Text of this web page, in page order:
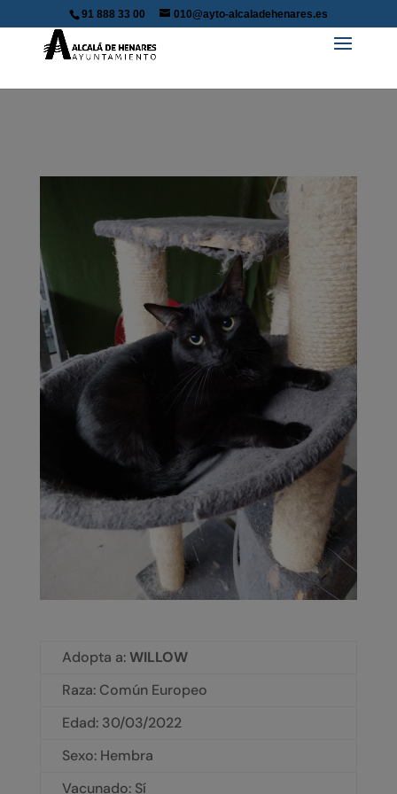
91 888 33 00 010@ayto-alcaladehenares.es
Adopta a:WILLOW
Raza: Común Europeo
Edad: 30/03/2022
Sexo: Hembra
Vacunado: Sí